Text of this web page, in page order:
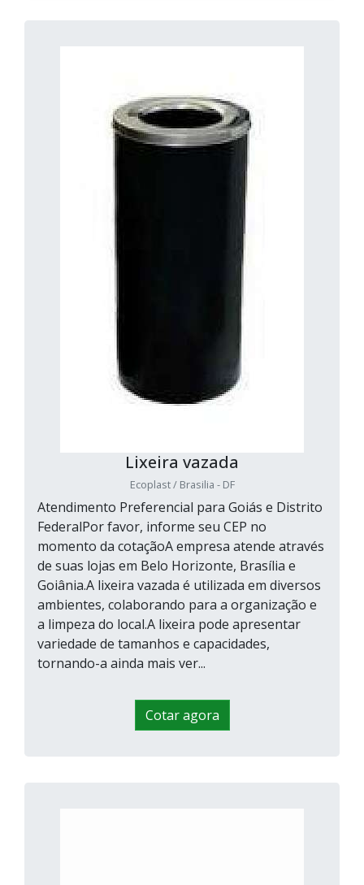
Lixeira vazada
Ecoplast / Brasilia - DF
Atendimento Preferencial para Goiás e Distrito
FederalPor favor, informe seu CEP no
momento da cotaçãoA empresa atende através
de suas lojas em Belo Horizonte, Brasília e
Goiânia.A lixeira vazada é utilizada em diversos
ambientes, colaborando para a organização e
a limpeza do local.A lixeira pode apresentar
variedade de tamanhos e capacidades,
tornando-a ainda mais ver...
Cotar agora